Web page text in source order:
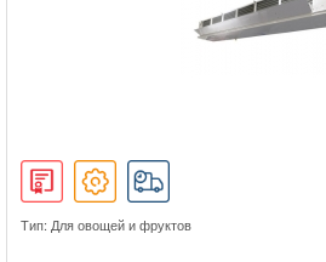
Тип: Для овощей и фруктов